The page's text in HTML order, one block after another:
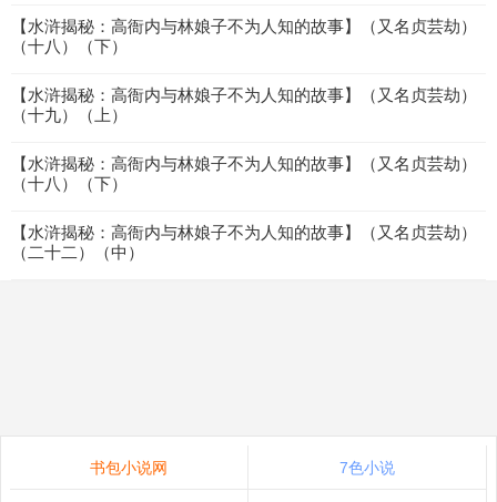
【水浒揭秘：高衙内与林娘子不为人知的故事】（又名贞芸劫）
（十八）（下）
【水浒揭秘：高衙内与林娘子不为人知的故事】（又名贞芸劫）
（十九）（上）
【水浒揭秘：高衙内与林娘子不为人知的故事】（又名贞芸劫）
（十八）（下）
【水浒揭秘：高衙内与林娘子不为人知的故事】（又名贞芸劫）
（二十二）（中）
书包小说网 7色小说